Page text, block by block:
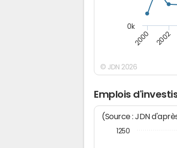
2000 2002
0k
© JDN 2026
Emplois
(Source : JDN
1250